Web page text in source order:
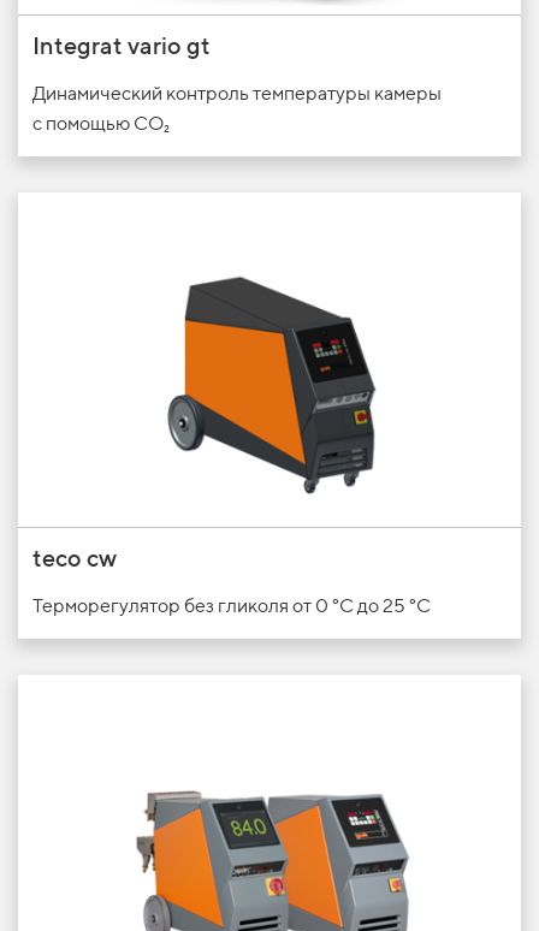
Integrat vario gt
Динамический контроль температуры камеры
с помощью CO₂
teco cw
Терморегулятор без гликоля от 0 °C до 25 °C